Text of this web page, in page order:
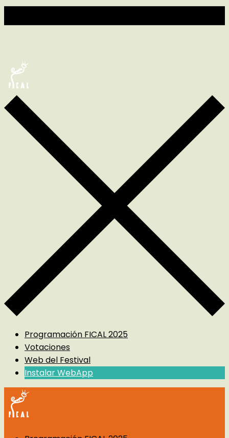
Programación FICAL 2025
Votaciones
Web del Festival
Instalar WebApp